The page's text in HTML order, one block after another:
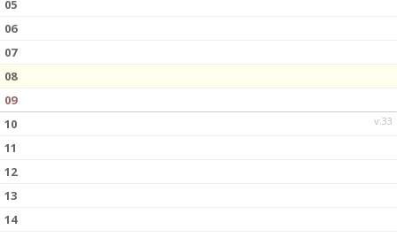
05
06
07
08
09
v.33
10
11
12
13
14